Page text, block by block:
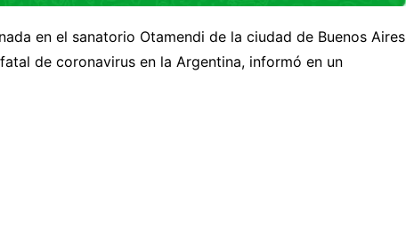
en el sanatorio Otamendi de la ciudad de Buenos Aires
de coronavirus en la Argentina, informó en un